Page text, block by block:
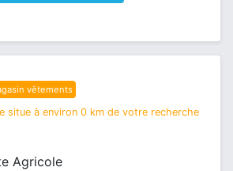
vêtements
situe à environ 0 km de votre recherche
Agricole